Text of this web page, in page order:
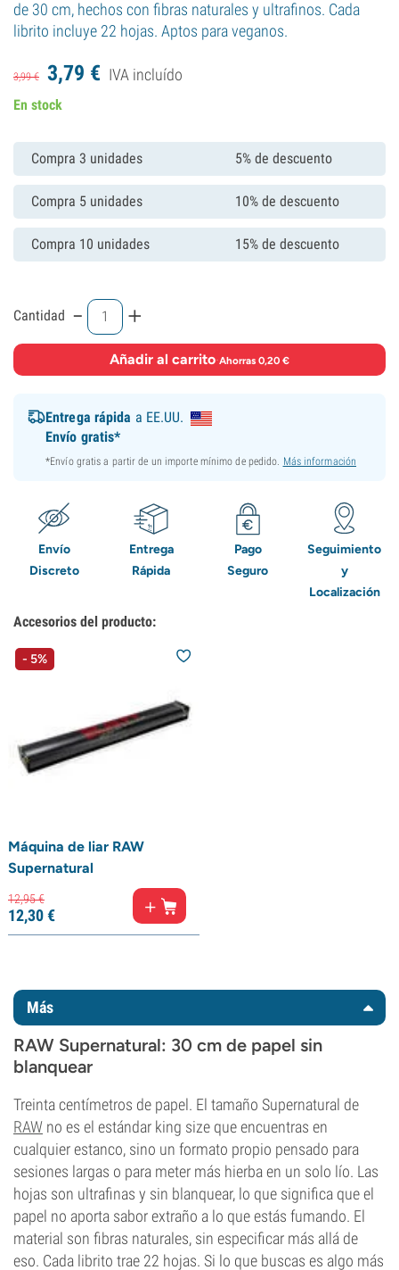
de 30 cm, hechos con fibras naturales y ultrafinos. Cada
librito incluye 22 hojas. Aptos para veganos.
3,99€ 3,79 € IVA incluído
En stock
Compra 3 unidades 5% de descuento
Compra 5 unidades 10% de descuento
Compra 10 unidades 15% de descuento
Cantidad - +
Añadir al carrito·Ahorras 0,20 €
Entrega rápida a EE.UU.
Envío gratis*
*Envío gratis a partir de un importe mínimo de pedido. Más información
Envío
Discreto
Entrega
Rápida
Pago
Seguro
Seguimiento
y
Localización
Accesorios del producto:
- 5%
Máquina de liar RAW
Supernatural
12,95€
12,30€
Más
RAW Supernatural: 30 cm de papel sin
blanquear
Treinta centímetros de papel. El tamaño Supernatural de
RAW no es el estándar king size que encuentras en
cualquier estanco, sino un formato propio pensado para
sesiones largas o para meter más hierba en un solo lío. Las
hojas son ultrafinas y sin blanquear, lo que significa que el
papel no aporta sabor extraño a lo que estás fumando. El
material son fibras naturales, sin especificar más allá de
eso. Cada librito trae 22 hojas. Si lo que buscas es algo más